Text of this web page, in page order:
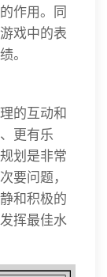
作用。同
戏中的表
。
的互动和
更有乐
划是非常
要问题，
和积极的
挥最佳水